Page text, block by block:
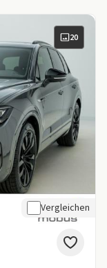
20
Vergleichen